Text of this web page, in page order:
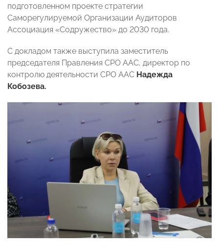
подготовленном проекте стратегии
Саморегулируемой Организации Аудиторов
Ассоциация «Содружество» до 2030 года.
С докладом также выступила заместитель
председателя Правления СРО ААС, директор по
контролю деятельности СРО ААС Надежда
Кобозева.